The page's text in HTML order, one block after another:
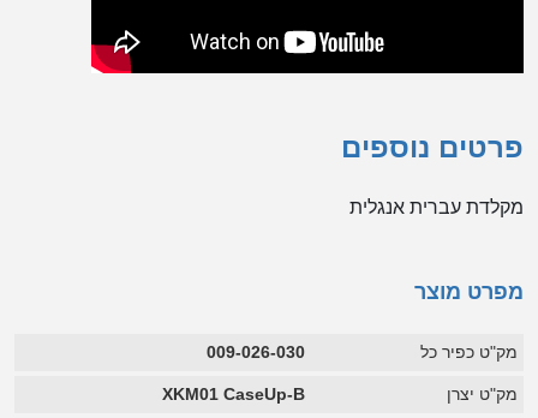
פרטים נוספים
מקלדת עברית אנגלית
מפרט מוצר
מק"ט כפיר כל 009-026-030
מק"ט יצרן XKM01 CaseUp-B